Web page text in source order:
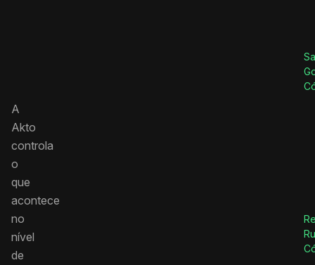
A
Akto
controla
o
que
acontece
no
nível
de